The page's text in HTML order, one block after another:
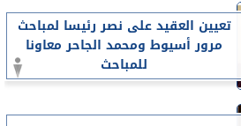
تعيين العقيد على نصر رئيسا لمباحث
مرور أسيوط ومحمد الجاحر معاونا
للمباحث